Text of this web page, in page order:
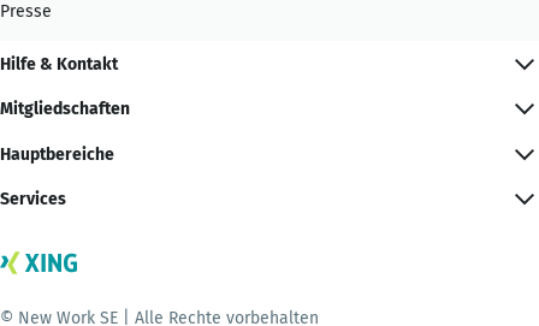
Presse
Hilfe & Kontakt
Mitgliedschaften
Hauptbereiche
Services
© New Work SE | Alle Rechte vorbehalten